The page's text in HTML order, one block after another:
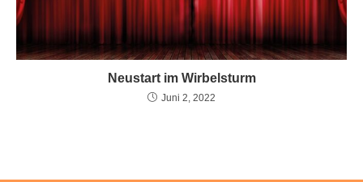
Neustart im Wirbelsturm
Juni 2, 2022